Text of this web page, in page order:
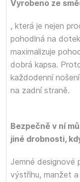
Vyrobeno ze
, která je nejen
pohodlná na
maximalizuje
dobrá kapsa.
každodenní
na zadní straně.
Bezpečně v ní
jiné drobnosti,
Jemné designové
výstřihu, manžet